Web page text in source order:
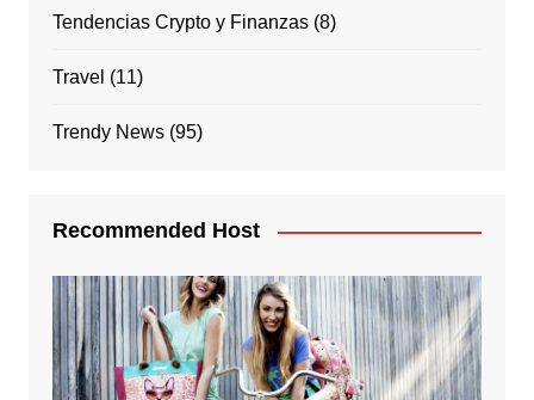
Tendencias Crypto y Finanzas(8)
Travel (11)
Trendy News(95)
Recommended Host